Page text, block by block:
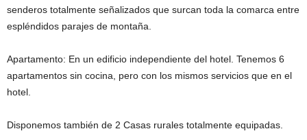
senderos totalmente señalizados que surcan toda la comarca entre
espléndidos parajes de montaña.
Apartamento: En un edificio independiente del hotel. Tenemos 6
apartamentos sin cocina, pero con los mismos servicios que en el
hotel.
Disponemos también de 2 Casas rurales totalmente equipadas.